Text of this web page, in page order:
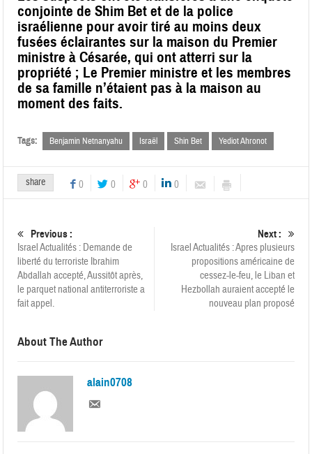
conjointe de Shim Bet et de la police
israélienne pour avoir tiré au moins deux
fusées éclairantes sur la maison du Premier
ministre à Césarée, qui ont atterri sur la
propriété ; Le Premier ministre et les membres
de sa famille n’étaient pas à la maison au
moment des faits.
Tags: Benjamin Netnanyahu Israël Shin Bet Yediot Ahronot
share 0 0 0 0
Previous :
Israel Actualités : Demande de
liberté du terroriste Ibrahim
Abdallah accepté, Aussitôt après,
le parquet national antiterroriste a
fait appel.
Next :
Israel Actualités : Apres plusieurs
propositions américaine de
cessez-le-feu, le Liban et
Hezbollah auraient accepté le
nouveau plan proposé
About The Author
alain0708